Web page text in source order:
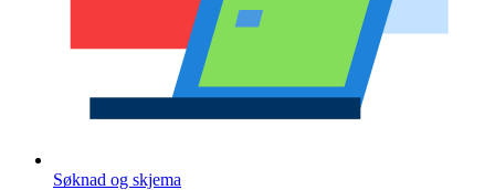
Søknad og skjema